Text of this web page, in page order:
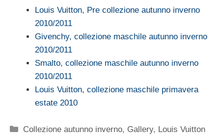
Louis Vuitton, Pre collezione autunno inverno
2010/2011
Givenchy, collezione maschile autunno inverno
2010/2011
Smalto, collezione maschile autunno inverno
2010/2011
Louis Vuitton, collezione maschile primavera
estate 2010
Categorie
Collezione autunno inverno, Gallery, Louis Vuitton